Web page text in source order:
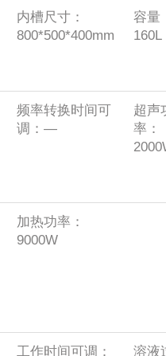
内槽尺寸：
800*500*400mm
容量
160L
频率转换时间可
调：—
超声
率：
加热功率：
9000W
工作时间可调：
溶液